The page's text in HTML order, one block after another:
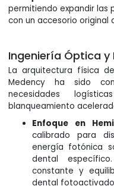
permitiendo expandir las
con un accesorio original
Ingeniería Óptica y
La arquitectura física
Medency ha sido
necesidades
blanqueamiento
Enfoque en
calibrado para
energía fotónica
dental
constante y
dental